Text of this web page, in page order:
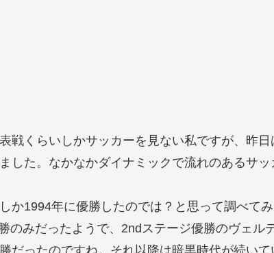
戦くらいしかサッカーを見ない私ですが、昨日
した。なかなかダイナミックで流れのあるサッ
か1994年に優勝したのでは？と思って調べてみ
のみだったようで、2ndステージ優勝のヴェル